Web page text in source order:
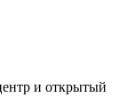
и открытый